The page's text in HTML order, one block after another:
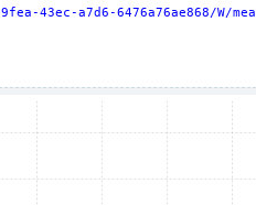
a7d6-6476a76ae868/W/